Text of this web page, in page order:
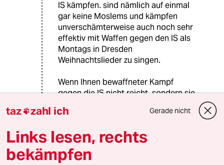
IS kämpfen. sind nämlich auf einmal
gar keine Moslems und kämpfen
unverschämterweise auch noch sehr
effektiv mit Waffen gegen den IS als
Montags in Dresden
Weihnachtslieder zu singen.
Wenn Ihnen bewaffneter Kampf
gegen die IS nicht reicht, sondern sie
dann wünsche ich Ihnen mal viel
Knarre vor Ihnen steht. Dann rennen
Sie zu Mutti, oder was?
taz zahl ich Gerade nicht
Links lesen, rechts
bekämpfen